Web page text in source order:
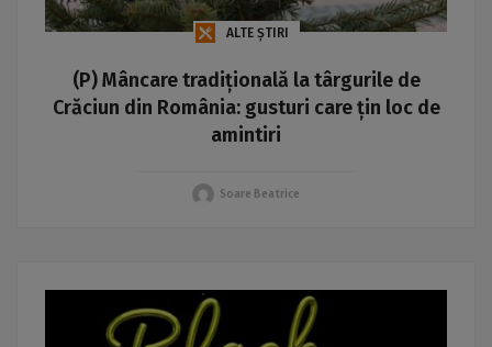
ALTE ȘTIRI
(P) Mâncare tradițională la târgurile de
Crăciun din România: gusturi care țin loc de
amintiri
Soare Beatrice